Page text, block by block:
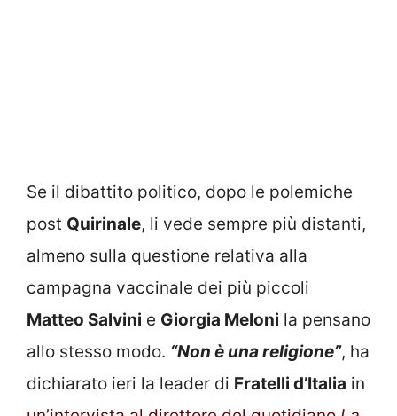
Se il dibattito politico, dopo le polemiche
post Quirinale, li vede sempre più distanti,
almeno sulla questione relativa alla
campagna vaccinale dei più piccoli
Matteo Salvini e Giorgia Meloni la pensano
allo stesso modo. “Non è una religione”, ha
dichiarato ieri la leader di Fratelli d’Italia in